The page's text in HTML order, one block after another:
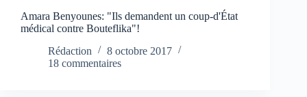
Amara Benyounes: "Ils demandent un coup-d'État
médical contre Bouteflika"!
Rédaction
8 octobre 2017
18 commentaires